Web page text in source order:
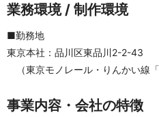
業務環境 / 制作環境
■勤務地
東京本社：品川区東品川2-2-43
（東京モノレール・りんかい線
事業内容・会社の特徴